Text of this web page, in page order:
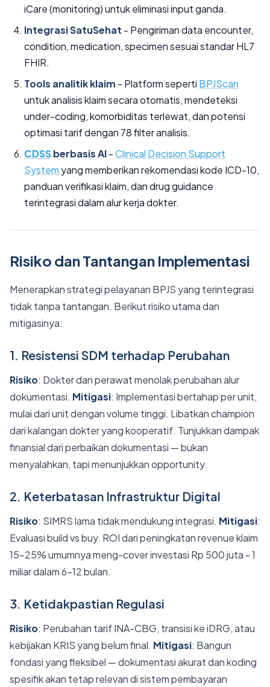
iCare (monitoring) untuk eliminasi input ganda.
Integrasi SatuSehat - Pengiriman data encounter,
condition, medication, specimen sesuai standar HL7
FHIR.
Tools analitik klaim - Platform seperti BPJScan
untuk analisis klaim secara otomatis, mendeteksi
under-coding, komorbiditas terlewat, dan potensi
optimasi tarif dengan 78 filter analisis.
CDSSberbasis AI-Clinical Decision Support
System yang memberikan rekomendasi kode ICD-10,
panduan verifikasi klaim, dan drug guidance
terintegrasi dalam alur kerja dokter.
Risiko dan Tantangan Implementasi
Menerapkan strategi pelayanan BPJS yang terintegrasi
tidak tanpa tantangan. Berikut risiko utama dan
mitigasinya:
1. Resistensi SDM terhadap Perubahan
Risiko: Dokter dan perawat menolak perubahan alur
dokumentasi. Mitigasi: Implementasi bertahap per unit,
mulai dari unit dengan volume tinggi. Libatkan champion
dari kalangan dokter yang kooperatif. Tunjukkan dampak
finansial dari perbaikan dokumentasi — bukan
menyalahkan, tapi menunjukkan opportunity.
2. Keterbatasan Infrastruktur Digital
Risiko: SIMRS lama tidak mendukung integrasi. Mitigasi:
Evaluasi build vs buy. ROI dari peningkatan revenue klaim
15-25% umumnya meng-cover investasi Rp 500 juta - 1
miliar dalam 6-12 bulan.
3. Ketidakpastian Regulasi
Risiko: Perubahan tarif INA-CBG, transisi ke iDRG, atau
kebijakan KRIS yang belum final. Mitigasi: Bangun
fondasi yang fleksibel — dokumentasi akurat dan koding
spesifik akan tetap relevan di sistem pembayaran